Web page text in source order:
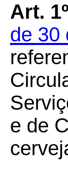
Art. 1º
de 30
e de